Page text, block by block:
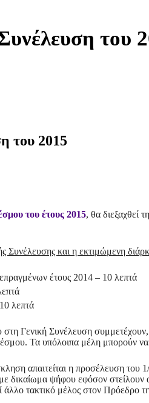
του
του 2015
του έτους 2015, θα διεξαχθεί
Συνέλευσης και η εκτιμώμενη
έτους 2014 – 10 λεπτά
λεπτά
Γενική Συνέλευση
Τα υπόλοιπα μέλη μπορούν να
απαιτείται η προσέλευση
δικαίωμα ψήφου εφόσον στείλουν
άλλο τακτικό μέλος στον Πρόεδρο